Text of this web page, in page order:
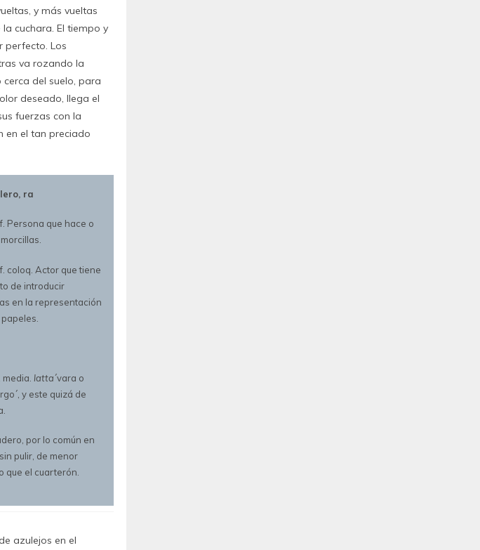
y más vueltas
cuchara. El tiempo y
perfecto. Los
va rozando la
del suelo, para
deseado, llega el
fuerzas con la
en el tan preciado
ra
f. Persona que hace o
f. coloq. Actor que tiene
de introducir
en la representación
latta´vara o
y este quizá de
por lo común en
pulir, de menor
que el cuarterón.
azulejos en el